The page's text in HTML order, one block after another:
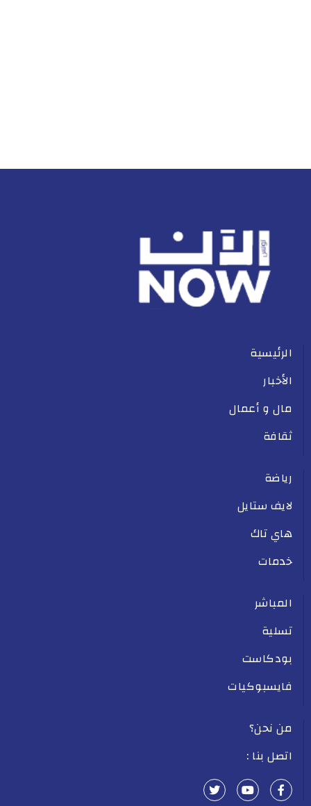
الرئيسية
الأخبار
مال و أعمال
ثقافة
رياضة
لايف ستايل
هاي تاك
خدمات
المباشر
تسلية
بودكاست
فايسبوكيات
من نحن؟
اتصل بنا :